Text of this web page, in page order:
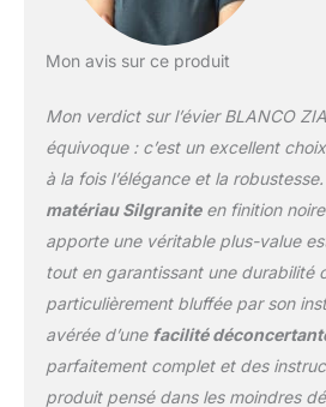
: le bac
peut être
gauche
pré-
passage
la
tuyau
d'espace
panier
Mon avis sur ce produit
Mon verdict sur l’évier BLANCO
équivoque : c’est un excellent
à la fois l’élégance et la
matériau Silgraniteen finition
apporte une véritable plus-value
tout en garantissant une durabilité
particulièrement bluffée par son
avérée d’une facilité
parfaitement complet et des
produit pensé dans les moindres